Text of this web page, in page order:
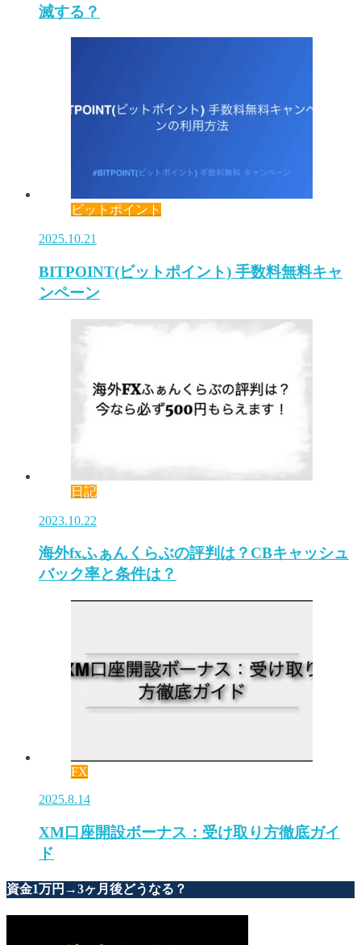
滅する？
ビットポイント
2025.10.21
BITPOINT(ビットポイント) 手数料無料キャ
ンペーン
日記
2023.10.22
海外fxふぁんくらぶの評判は？CBキャッシュ
バック率と条件は？
FX
2025.8.14
XM口座開設ボーナス：受け取り方徹底ガイ
ド
資金1万円→3ヶ月後どうなる？